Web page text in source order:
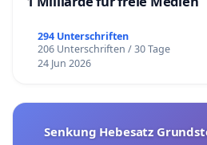
294 Unterschriften
206 Unterschriften / 30 Tage
24 Jun 2026
Senkung Hebesatz